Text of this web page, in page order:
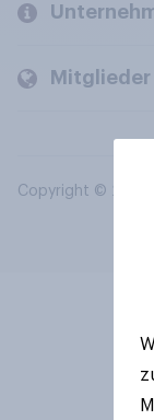
Mitglieder
Copyright © 2026